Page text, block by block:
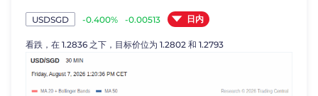
USDSGD -0.400% -0.00513 日内
看跌，在 1.2836 之下，目标价位为 1.2802 和 1.2793